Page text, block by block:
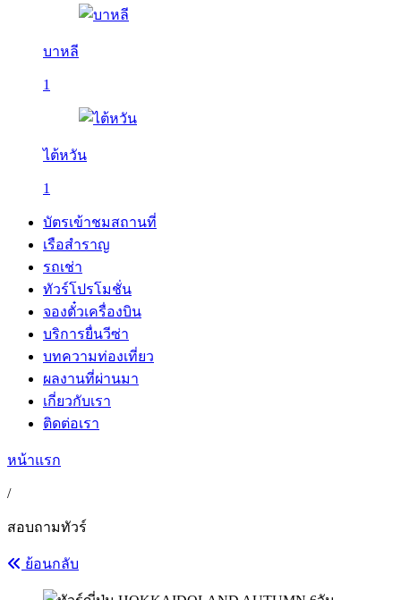
บาหลี
1
ไต้หวัน
1
บัตรเข้าชมสถานที่
เรือสำราญ
รถเช่า
ทัวร์โปรโมชั่น
จองตั๋วเครื่องบิน
บริการยื่นวีซ่า
บทความท่องเที่ยว
ผลงานที่ผ่านมา
เกี่ยวกับเรา
ติดต่อเรา
หน้าแรก
/
สอบถามทัวร์
ย้อนกลับ